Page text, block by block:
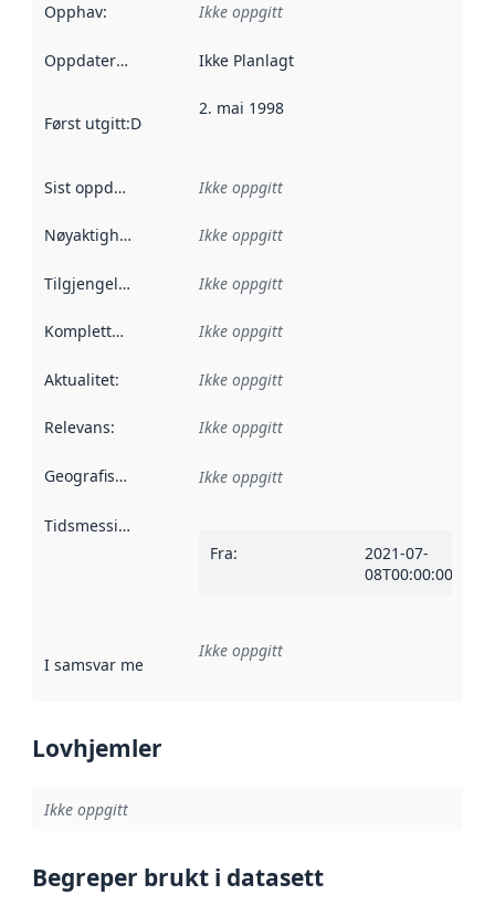
Opphav: Ikke oppgitt
Oppdateringsfrekvens :
Ikke Planlagt
Først utgitt:Denne datoen sier når dataene i dette
2. mai 1998
Sist oppdatert Ikke oppgitt
Nøyaktighet Ikke oppgitt
Tilgjengelighet Ikke oppgitt
Kompletthet Ikke oppgitt
Aktualitet: Ikke oppgitt
Relevans: Ikke oppgitt
Geografisk avgrensning :
Ikke oppgitt
Tidsmessig avgrensning
Fra:
2021-07-
08T00:00:00Z
I samsvar med Referanse til en implementasjonsregel
Ikke oppgitt
Lovhjemler
Ikke oppgitt
Begreper brukt i datasett